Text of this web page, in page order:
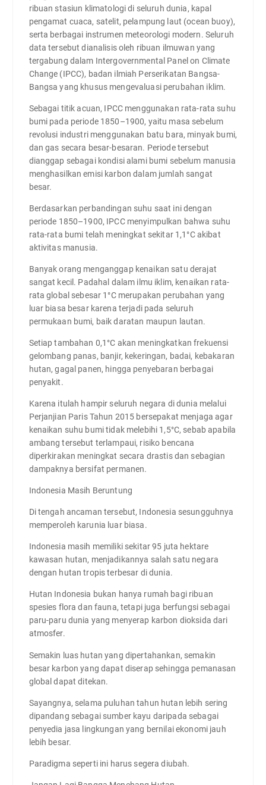
ribuan stasiun klimatologi di seluruh dunia, kapal
pengamat cuaca, satelit, pelampung laut (ocean buoy),
serta berbagai instrumen meteorologi modern. Seluruh
data tersebut dianalisis oleh ribuan ilmuwan yang
tergabung dalam Intergovernmental Panel on Climate
Change (IPCC), badan ilmiah Perserikatan Bangsa-
Bangsa yang khusus mengevaluasi perubahan iklim.
Sebagai titik acuan, IPCC menggunakan rata-rata suhu
bumi pada periode 1850–1900, yaitu masa sebelum
revolusi industri menggunakan batu bara, minyak bumi,
dan gas secara besar-besaran. Periode tersebut
dianggap sebagai kondisi alami bumi sebelum manusia
menghasilkan emisi karbon dalam jumlah sangat
besar.
Berdasarkan perbandingan suhu saat ini dengan
periode 1850–1900, IPCC menyimpulkan bahwa suhu
rata-rata bumi telah meningkat sekitar 1,1°C akibat
aktivitas manusia.
Banyak orang menganggap kenaikan satu derajat
sangat kecil. Padahal dalam ilmu iklim, kenaikan rata-
rata global sebesar 1°C merupakan perubahan yang
luar biasa besar karena terjadi pada seluruh
permukaan bumi, baik daratan maupun lautan.
Setiap tambahan 0,1°C akan meningkatkan frekuensi
gelombang panas, banjir, kekeringan, badai, kebakaran
hutan, gagal panen, hingga penyebaran berbagai
penyakit.
Karena itulah hampir seluruh negara di dunia melalui
Perjanjian Paris Tahun 2015 bersepakat menjaga agar
kenaikan suhu bumi tidak melebihi 1,5°C, sebab apabila
ambang tersebut terlampaui, risiko bencana
diperkirakan meningkat secara drastis dan sebagian
dampaknya bersifat permanen.
Indonesia Masih Beruntung
Di tengah ancaman tersebut, Indonesia sesungguhnya
memperoleh karunia luar biasa.
Indonesia masih memiliki sekitar 95 juta hektare
kawasan hutan, menjadikannya salah satu negara
dengan hutan tropis terbesar di dunia.
Hutan Indonesia bukan hanya rumah bagi ribuan
spesies flora dan fauna, tetapi juga berfungsi sebagai
paru-paru dunia yang menyerap karbon dioksida dari
atmosfer.
Semakin luas hutan yang dipertahankan, semakin
besar karbon yang dapat diserap sehingga pemanasan
global dapat ditekan.
Sayangnya, selama puluhan tahun hutan lebih sering
dipandang sebagai sumber kayu daripada sebagai
penyedia jasa lingkungan yang bernilai ekonomi jauh
lebih besar.
Paradigma seperti ini harus segera diubah.